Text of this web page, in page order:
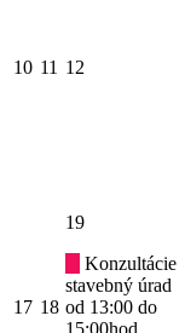
10 11 12
17 18
19
Konzultácie
stavebný úrad
od 13:00 do